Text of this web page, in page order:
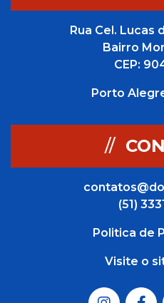
Rua Cel. Lucas
Bairro
CEP:
Porto
//
(51)
Politica de
Visite o